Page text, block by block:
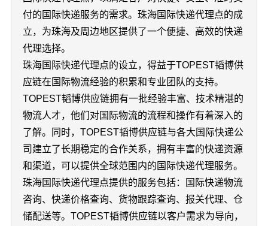
付的国际快递服务的需求。珠海国际快递代理点的成
立，为珠海及周边地区提供了一个便捷、高效的快递
代理选择。
珠海国际快递代理点的设立，得益于TOPEST韬博供
应链在国际物流经验的积累和专业团队的支持。
TOPEST韬博供应链拥有一批经验丰富、技术精湛的
物流人才，他们对国际物流的流程和操作有着深入的
了解。同时，TOPEST韬博供应链与各大国际快递公
司建立了长期稳定的合作关系，拥有丰富的快递资源
和渠道，可以提供全球范围内的国际快递代理服务。
珠海国际快递代理点提供的服务包括：国际快递物流
咨询、快递价格查询、货物跟踪查询、报关代理、仓
储配送等。TOPEST韬博供应链以客户需求为导向，